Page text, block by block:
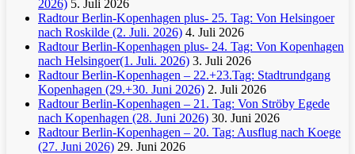
2026) 5. Juli 2026
Radtour Berlin-Kopenhagen plus- 25. Tag: Von Helsingoer
nach Roskilde (2. Juli. 2026) 4. Juli 2026
Radtour Berlin-Kopenhagen plus- 24. Tag: Von Kopenhagen
nach Helsingoer(1. Juli. 2026) 3. Juli 2026
Radtour Berlin-Kopenhagen – 22.+23.Tag: Stadtrundgang
Kopenhagen (29.+30. Juni 2026) 2. Juli 2026
Radtour Berlin-Kopenhagen – 21. Tag: Von Ströby Egede
nach Kopenhagen (28. Juni 2026) 30. Juni 2026
Radtour Berlin-Kopenhagen – 20. Tag: Ausflug nach Koege
(27. Juni 2026) 29. Juni 2026